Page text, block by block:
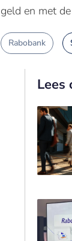
geld en met
Rabobank
Lees